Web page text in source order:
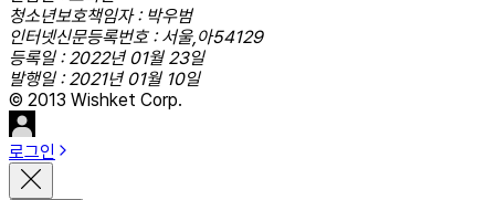
청소년보호책임자 : 박우범
인터넷신문등록번호 : 서울,아54129
등록일 : 2022년 01월 23일
발행일 : 2021년 01월 10일
© 2013 Wishket Corp.
로그인